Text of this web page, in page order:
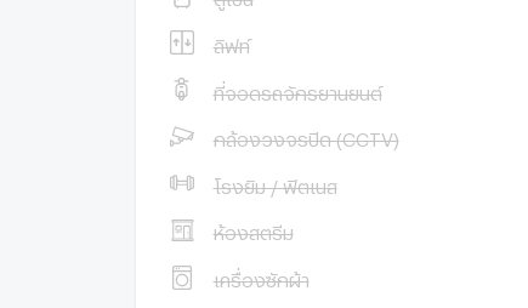
ลิฟท์
ที่จอดรถจักรยานยนต์
กล้องวงจรปิด (CCTV)
โรงยิม / ฟิตเนส
ห้องสตรีม
เครื่องซักผ้า